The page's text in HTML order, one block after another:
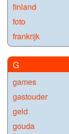
finland
foto
frankrijk
G
games
gastouder
geld
gouda